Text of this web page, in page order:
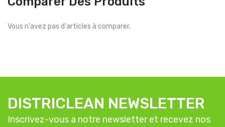
Vous n'avez pas d'articles à comparer.
DISTRICLEAN NEWSLETTER
Inscrivez-vous a notre newsletter et recevez nos